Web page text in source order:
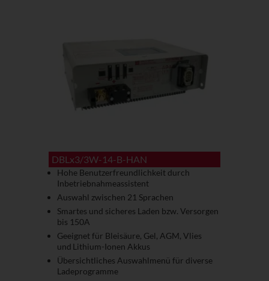
DBLx3/3W-14-B-HAN
Hohe Benutzerfreundlichkeit durch
Inbetriebnahmeassistent
Auswahl zwischen 21 Sprachen
Smartes und sicheres Laden bzw. Versorgen
bis 150A
Geeignet für Bleisäure, Gel, AGM, Vlies
und Lithium-Ionen Akkus
Übersichtliches Auswahlmenü für diverse
Ladeprogramme